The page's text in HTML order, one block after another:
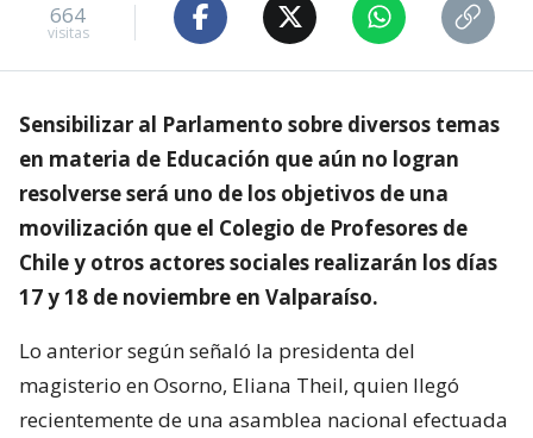
664
visitas
Sensibilizar al Parlamento sobre diversos temas
en materia de Educación que aún no logran
resolverse será uno de los objetivos de una
movilización que el Colegio de Profesores de
Chile y otros actores sociales realizarán los días
17 y 18 de noviembre en Valparaíso.
Lo anterior según señaló la presidenta del
magisterio en Osorno, Eliana Theil, quien llegó
recientemente de una asamblea nacional efectuada